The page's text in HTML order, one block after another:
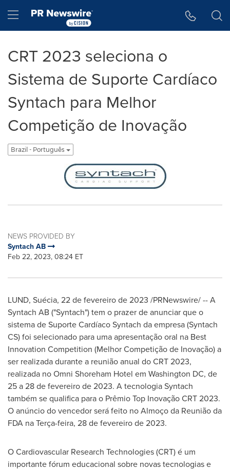
Hamburger menu
CRT 2023 seleciona o
Sistema de Suporte Cardíaco
Syntach para Melhor
Competição de Inovação
Brazil - Português
NEWS PROVIDED BY
Syntach AB
Feb 22, 2023, 08:24 ET
LUND, Suécia, 22 de fevereiro de 2023 /PRNewswire/ -- A
Syntach AB ("Syntach") tem o prazer de anunciar que o
sistema de Suporte Cardíaco Syntach da empresa (Syntach
CS) foi selecionado para uma apresentação oral na Best
Innovation Competition (Melhor Competição de Inovação) a
ser realizada durante a reunião anual do CRT 2023,
realizada no Omni Shoreham Hotel em Washington DC, de
25 a 28 de fevereiro de 2023. A tecnologia Syntach
também se qualifica para o Prêmio Top Inovação CRT 2023.
O anúncio do vencedor será feito no Almoço da Reunião da
FDA na Terça-feira, 28 de fevereiro de 2023.
O Cardiovascular Research Technologies (CRT) é um
importante fórum educacional sobre novas tecnologias e